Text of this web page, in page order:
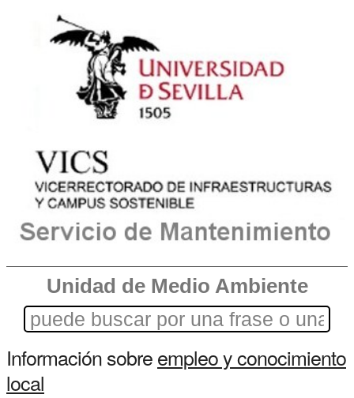
Unidad de Medio Ambiente
Información sobreempleo y conocimiento
local